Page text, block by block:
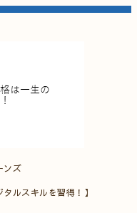
ンズ
ルスキルを習得！】